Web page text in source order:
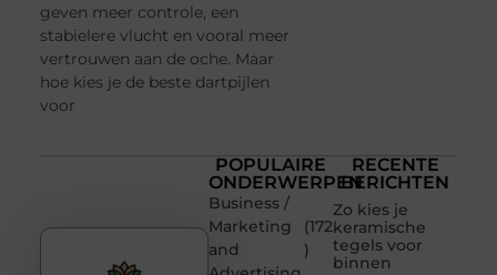
geven meer controle, een
stabielere vlucht en vooral meer
vertrouwen aan de oche. Maar
hoe kies je de beste dartpijlen
voor
POPULAIRE
ONDERWERPEN
Business /
Marketing
and
(172
)
RECENTE
BERICHTEN
Zo kies je
keramische
tegels voor
binnen